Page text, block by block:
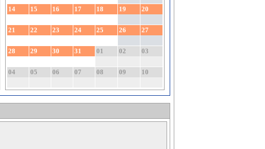
14 15 16 17 18 19 20
21 22 23 24 25 26 27
28 29 30 31 01 02 03
04 05 06 07 08 09 10